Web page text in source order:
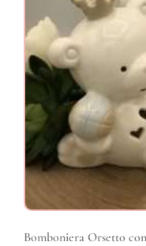
Bomboniera Orsetto